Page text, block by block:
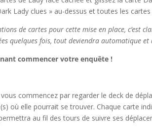
Lady clues » au-dessus et toutes les
de cartes pour cette mise en place, c’est
quelques fois, tout deviendra automatique et
commencer votre enquête !
commencez par regarder le deck de
où elle pourrait se trouver. Chaque carte
au fil des tours de suivre ses